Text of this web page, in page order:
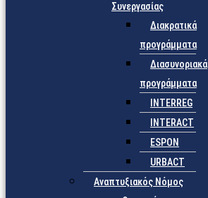
Συνεργασίας
Διακρατικά
προγράμματα
Διασυνοριακά
προγράμματα
INTERREG
INTERACT
ESPON
URBACT
Αναπτυξιακός Νόμος